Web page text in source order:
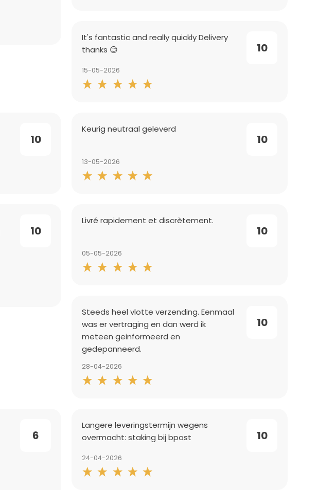
10
It's fantastic and really quickly Delivery
thanks 😊
15-05-2026
10 10
Keurig neutraal geleverd
13-05-2026
10 10
Livré rapidement et discrètement.
05-05-2026
10
Steeds heel vlotte verzending. Eenmaal
was er vertraging en dan werd ik
meteen geinformeerd en
gedepanneerd.
28-04-2026
6 10
Langere leveringstermijn wegens
overmacht: staking bij bpost
24-04-2026